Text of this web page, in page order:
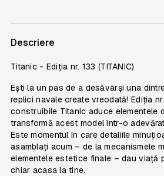
Descriere
Titanic - Ediția nr. 133 (TITANIC)
Ești la un pas de a desăvârși una
replici navale create vreodată! Ediția
construibile Titanic aduce elementele
transformă acest model într-o
Este momentul în care detaliile
asamblați acum – de la mecanismele
elementele estetice finale – dau viață
chiar acasa la tine.